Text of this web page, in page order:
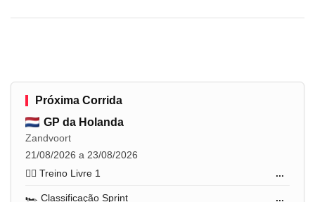
Próxima Corrida
GP da Holanda
Zandvoort
21/08/2026 a 23/08/2026
🏋️‍♂️ Treino Livre 1
...
🏎️ Classificação Sprint ...